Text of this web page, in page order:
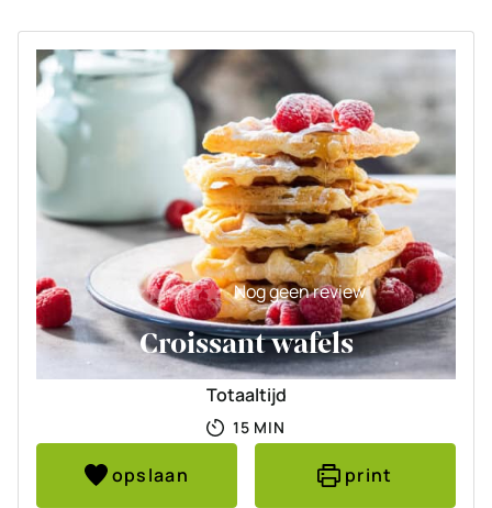
Nog geen review
Croissant wafels
Totaaltijd
15MINUTEN
MIN
opslaan print